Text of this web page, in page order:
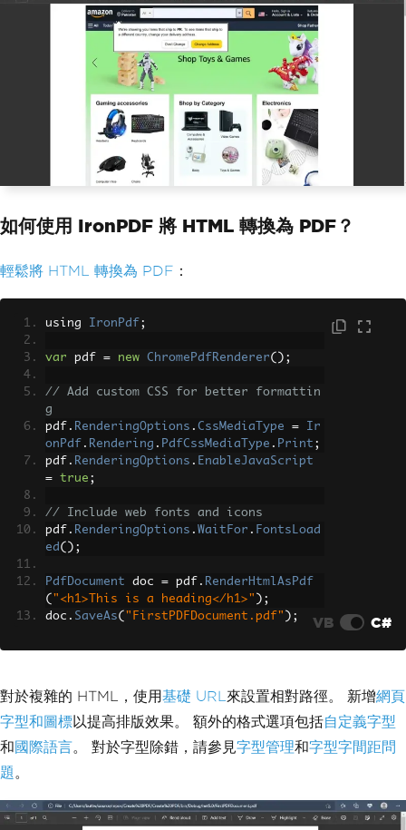
如何使用 IronPDF 將 HTML 轉換為 PDF？
輕鬆將 HTML 轉換為 PDF ：
using IronPdf ;
var pdf = new ChromePdfRenderer();
// Add custom CSS for better formattin
g
pdf . RenderingOptions . CssMediaType =
Ir
onPdf . Rendering . PdfCssMediaType . Print ;
pdf . RenderingOptions . EnableJavaScript
=
true ;
// Include web fonts and icons
pdf . RenderingOptions . WaitFor . FontsLoad
ed ();
PdfDocument doc = pdf . RenderHtmlAsPdf
( "<h1>This is a heading</h1>" );
doc . SaveAs( "FirstPDFDocument.pdf" ); VB C#
對於複雜的 HTML，使用基礎 URL 來設置相對路徑。 新增網頁
字型和圖標以提高排版效果。 額外的格式選項包括自定義字型
和國際語言。 對於字型除錯，請參見字型管理和字型字間距問
題 。